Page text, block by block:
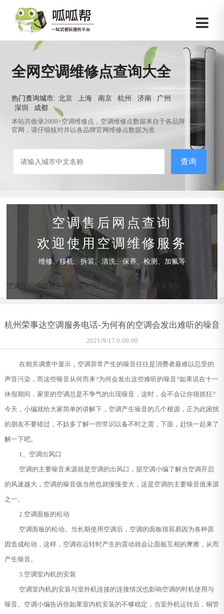
全网空调维修点查询大全
热门查询城市: 北京 上海 南京 杭州 济南
广州
深圳
成都
本站共收录2000+空调维修点，空调维修点数据来自于各品牌
官网，请仔细核对并以各品牌官网维修点数据为准
查询
空调售后网点查询
欢迎使用空调维修服务
维修、移机、拆装、清洗、保养、检测、加氟等
空调售后维修服务中心提供预约服务，如需预约客服直拨：
杭州荣事达空调服务电话-为何有的空调会发出难听的噪音
2021/9/17 0:00:00
在相关调查中显示，空调异常产生的噪音往往是消费者最难以忍受的
声音污染，而这些噪音从何而来?为何会发出这些难听的噪音?如果说在十一
休假期间，家里的空调总是不争气的出现噪音，这时，会不会让你很抓狂?
今天，小编就给大家简单的讲解下，空调产生噪音的几个根源，正为此困扰
的朋友不要错过，不妨多了解一些常识以备不时之需，下面，赶快一起来了
解一下吧。
1、空调出风口
空调的主要噪音来源就是空调的出风口，据空调小编了解当空调开启
的风速越大，空调的噪音值当然也就慢慢变大，这是空调的主要噪音值来源
之一。
2.空调面板的松动
空调面板的松动。当长期使用空调后，空调的面板很容易因为各种原
因造成松动，这样，空调在运转时产生的震动就会让面板互相的摩擦，从而
产生噪音。
3.空调室内机的安装
空调室内机的安装与室外机连接的连接情况也影响空调的时机使用与
噪音。空调小编告诉你如果室内机安装的不够稳定，当室外机运转后，铜管